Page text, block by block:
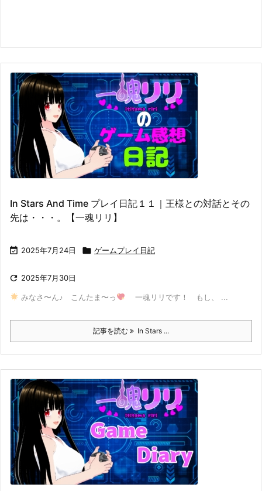
In Stars And Time プレイ日記１１｜王様との対話とその
先は・・・。【一魂リリ】
 2025年7月24日  ゲームプレイ日記
 2025年7月30日
みなさ〜ん♪ こんたま〜っ 一魂リリです！ もし、 ...
記事を読む In Stars ...